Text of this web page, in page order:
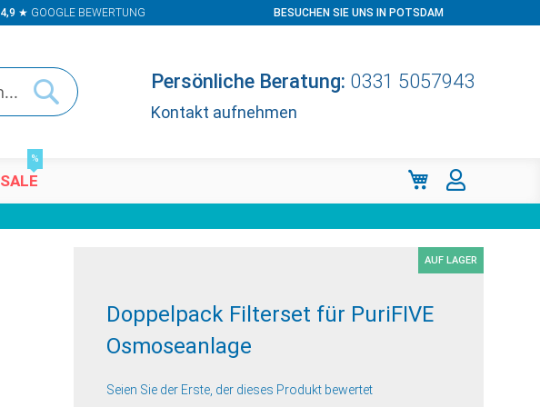
4,9 ★ GOOGLE BEWERTUNG BESUCHEN SIE UNS IN POTSDAM
Persönliche Beratung: 0331 5057943
Kontakt aufnehmen
SALE
%
Mein Warenkorb
AUF LAGER
Doppelpack Filterset für PuriFIVE
Osmoseanlage
Seien Sie der Erste, der dieses Produkt bewertet